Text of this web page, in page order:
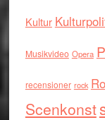
Kultur
Musikvideo Opera
recensioner rock
Scenkonst